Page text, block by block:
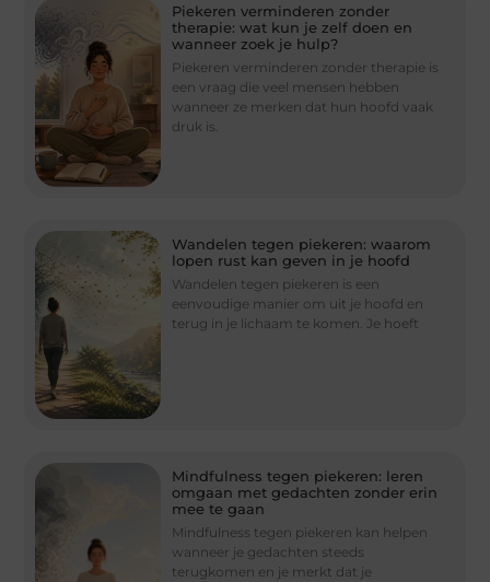
Piekeren verminderen zonder
therapie: wat kun je zelf doen en
wanneer zoek je hulp?
Piekeren verminderen zonder therapie is
een vraag die veel mensen hebben
wanneer ze merken dat hun hoofd vaak
druk is.
Wandelen tegen piekeren: waarom
lopen rust kan geven in je hoofd
Wandelen tegen piekeren is een
eenvoudige manier om uit je hoofd en
terug in je lichaam te komen. Je hoeft
Mindfulness tegen piekeren: leren
omgaan met gedachten zonder erin
mee te gaan
Mindfulness tegen piekeren kan helpen
wanneer je gedachten steeds
terugkomen en je merkt dat je